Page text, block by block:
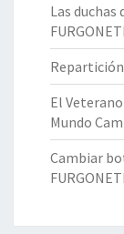
Las duchas
Repartición
El
Mundo
Cambiar